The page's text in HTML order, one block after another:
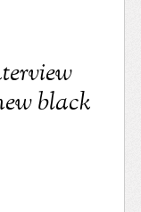
black